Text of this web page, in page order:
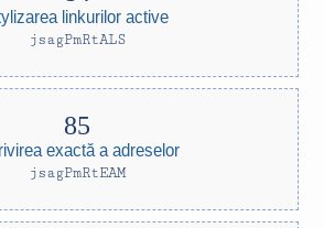
linkurilor active
jsagPmRtALS
exactă a adreselor
jsagPmRtEAM